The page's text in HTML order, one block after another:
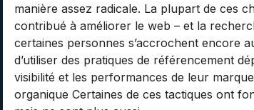
manière assez radicale. La plupart de ces
contribué à améliorer le web – et la
certaines personnes s’accrochent encore
d’utiliser des pratiques de référencement
visibilité et les performances de leur
organique Certaines de ces tactiques ont